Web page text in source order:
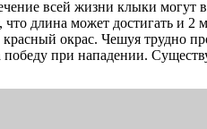
всей жизни клыки могут
длина может достигать и
окрас. Чешуя трудно
при нападении.